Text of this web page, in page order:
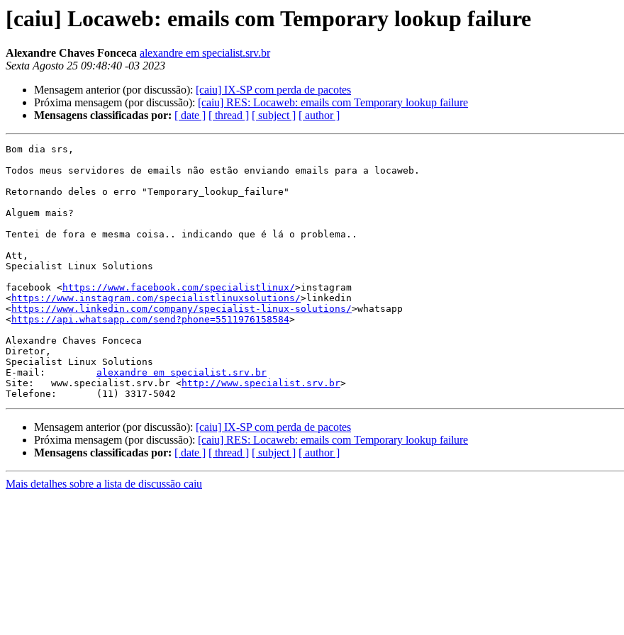
[caiu] Locaweb: emails com Temporary lookup failure
Alexandre Chaves Fonceca alexandre em specialist.srv.br
Sexta Agosto 25 09:48:40 -03 2023
Mensagem anterior (por discussão): [caiu] IX-SP com perda de pacotes
Próxima mensagem (por discussão): [caiu] RES: Locaweb: emails com Temporary lookup failure
Mensagens classificadas por: [ date ] [ thread ] [ subject ] [ author ]
Bom dia srs,
Todos meus servidores de emails não estão enviando emails para a locaweb.
Retornando deles o erro "Temporary_lookup_failure"
Alguem mais?
Tentei de fora e mesma coisa.. indicando que é lá o problema..
Att,
Specialist Linux Solutions
facebook <https://www.facebook.com/specialistlinux/>instagram
<https://www.instagram.com/specialistlinuxsolutions/>linkedin
<https://www.linkedin.com/company/specialist-linux-solutions/>whatsapp
<https://api.whatsapp.com/send?phone=5511976158584>
Alexandre Chaves Fonceca
Diretor,
Specialist Linux Solutions
alexandre em specialist.srv.br
Site: 	www.specialist.srv.br <http://www.specialist.srv.br>
Mensagem anterior (por discussão): [caiu] IX-SP com perda de pacotes
Próxima mensagem (por discussão): [caiu] RES: Locaweb: emails com Temporary lookup failure
Mensagens classificadas por: [ date ] [ thread ] [ subject ] [ author ]
Mais detalhes sobre a lista de discussão caiu